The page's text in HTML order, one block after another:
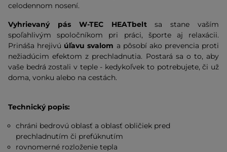
celodennom nosení.
Vyhrievaný pás W-TEC HEATbeltsa stane vaším
spoľahlivým spoločníkom pri práci, športe aj relaxácii.
Prináša hrejivú úľavu svalom a pôsobí ako prevencia proti
nežiadúcim efektom z prechladnutia. Postará sa o to, aby
vaše bedrá zostali v teple - kedykoľvek to potrebujete, či už
doma, vonku alebo na cestách.
Technický popis:
chráni bedrovú oblasť a oblasť obličiek pred
prechladnutím či prefúknutím
rovnomerné rozloženie tepla